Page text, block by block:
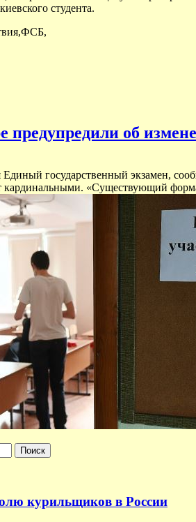
студента.
предупредили об
Единый государственный экзамен,
кардинальными. «Существующий
курильщиков в России